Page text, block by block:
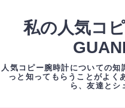
ツ
私の人気コ
人気コピー腕時計についての知
っと知ってもらうことがよく
ら、友達とシ